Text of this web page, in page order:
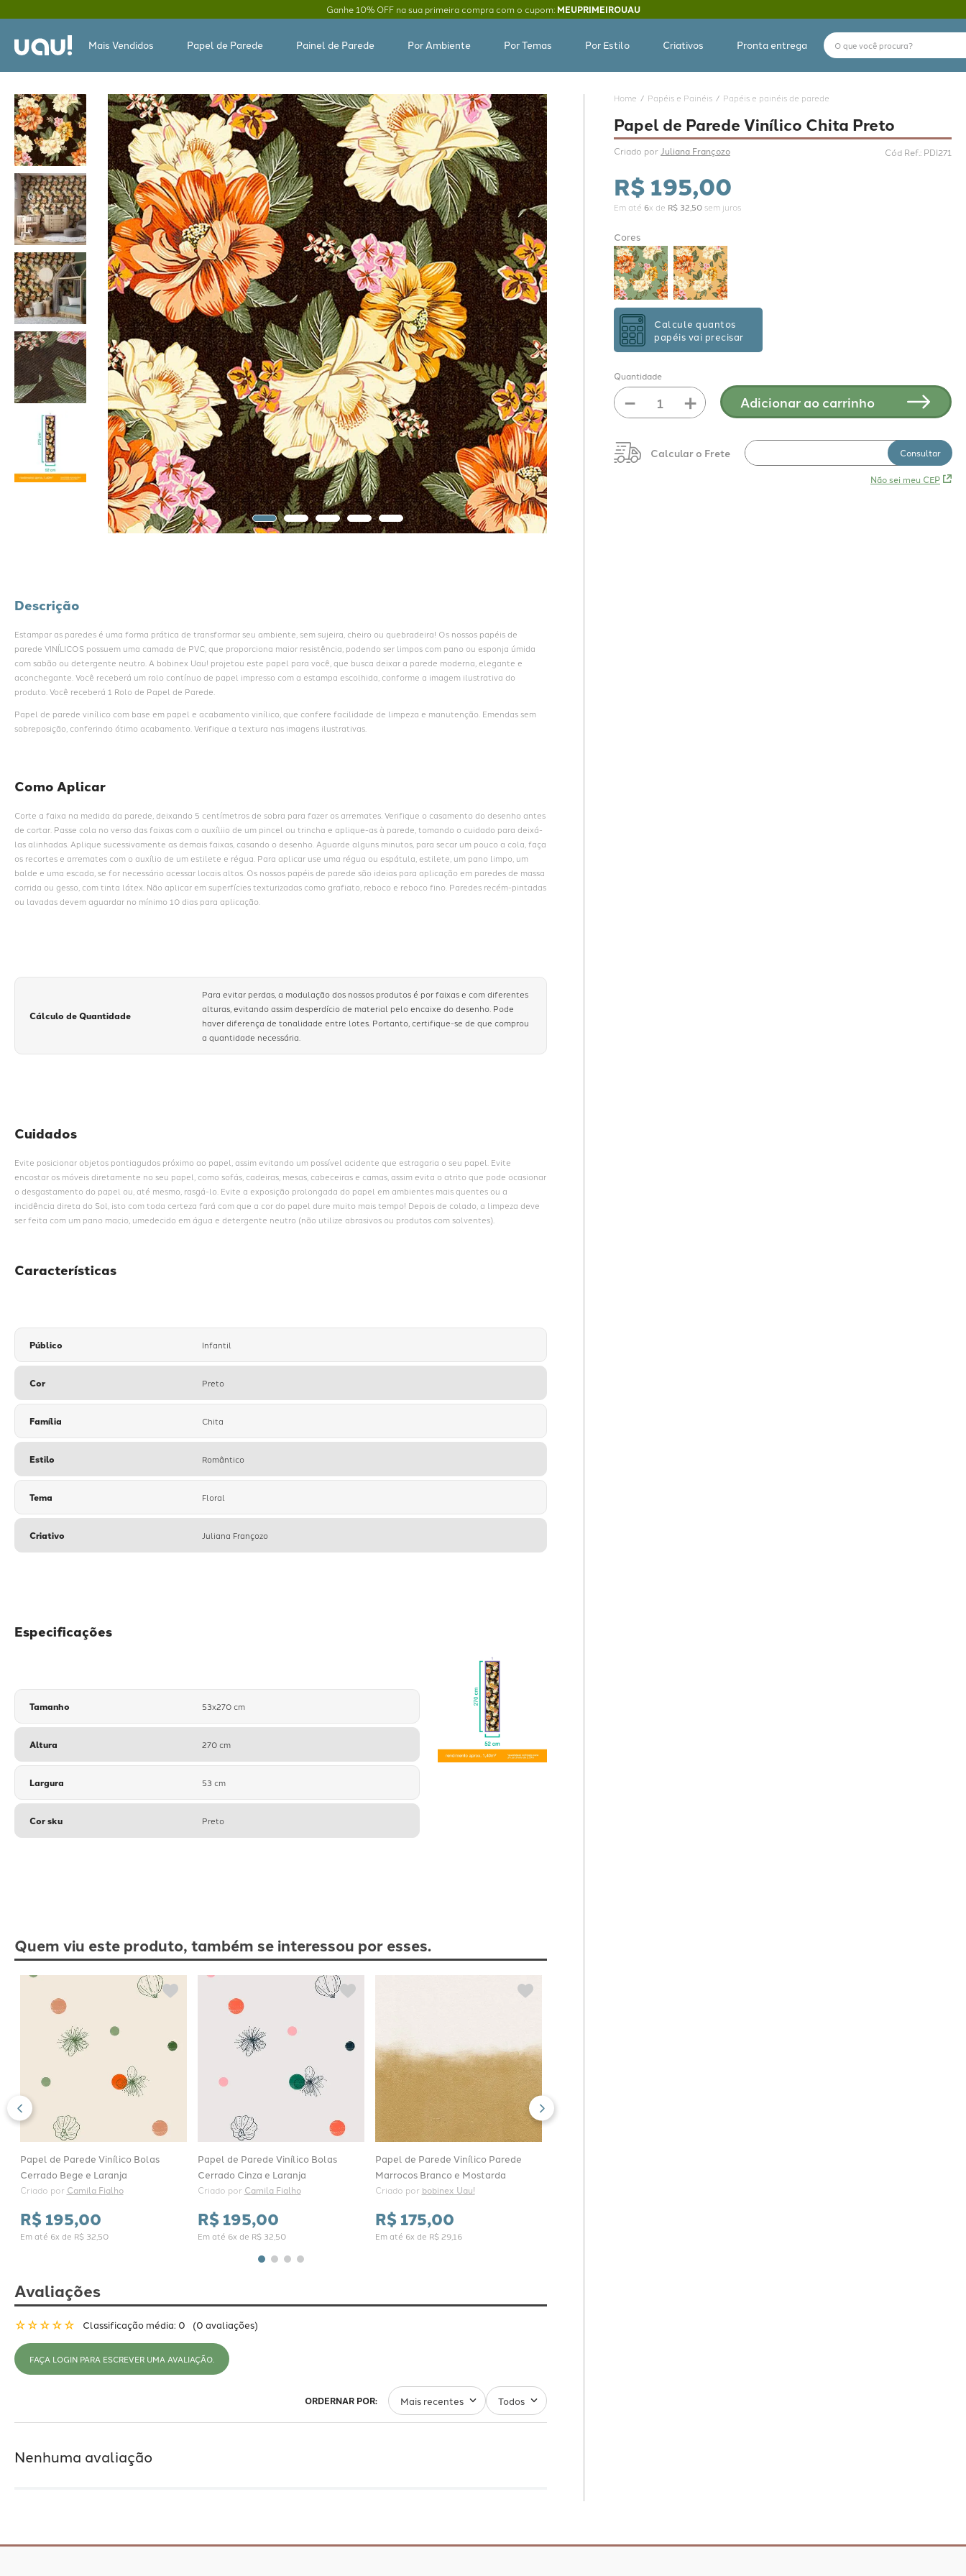
Ganhe 10% OFF na sua primeira compra com o cupom: MEUPRIMEIROUAU
Mais Vendidos Papel de Parede Painel de Parede Por Ambiente Por Temas Por Estilo Criativos Pronta entrega
O que você procura?
Descrição
Estampar as paredes é uma forma prática de transformar seu ambiente, sem sujeira, cheiro ou quebradeira! Os nossos papéis de
parede VINÍLICOS possuem uma camada de PVC, que proporciona maior resistência, podendo ser limpos com pano ou esponja úmida
com sabão ou detergente neutro. A bobinex Uau! projetou este papel para você, que busca deixar a parede moderna, elegante e
aconchegante. Você receberá um rolo contínuo de papel impresso com a estampa escolhida, conforme a imagem ilustrativa do
produto. Você receberá 1 Rolo de Papel de Parede.
Papel de parede vinílico com base em papel e acabamento vinílico, que confere facilidade de limpeza e manutenção. Emendas sem
sobreposição, conferindo ótimo acabamento. Verifique a textura nas imagens ilustrativas.
Como Aplicar
Corte a faixa na medida da parede, deixando 5 centímetros de sobra para fazer os arremates. Verifique o casamento do desenho antes
de cortar. Passe cola no verso das faixas com o auxíliio de um pincel ou trincha e aplique-as à parede, tomando o cuidado para deixá-
las alinhadas. Aplique sucessivamente as demais faixas, casando o desenho. Aguarde alguns minutos, para secar um pouco a cola, faça
os recortes e arremates com o auxílio de um estilete e régua. Para aplicar use uma régua ou espátula, estilete, um pano limpo, um
balde e uma escada, se for necessário acessar locais altos. Os nossos papéis de parede são ideias para aplicação em paredes de massa
corrida ou gesso, com tinta látex. Não aplicar em superfícies texturizadas como grafiato, reboco e reboco fino. Paredes recém-pintadas
ou lavadas devem aguardar no mínimo 10 dias para aplicação.
Cálculo de Quantidade
Para evitar perdas, a modulação dos nossos produtos é por faixas e com diferentes
alturas, evitando assim desperdício de material pelo encaixe do desenho. Pode
haver diferença de tonalidade entre lotes. Portanto, certifique-se de que comprou
a quantidade necessária.
Cuidados
Evite posicionar objetos pontiagudos próximo ao papel, assim evitando um possível acidente que estragaria o seu papel. Evite
encostar os móveis diretamente no seu papel, como sofás, cadeiras, mesas, cabeceiras e camas, assim evita o atrito que pode ocasionar
o desgastamento do papel ou, até mesmo, rasgá-lo. Evite a exposição prolongada do papel em ambientes mais quentes ou a
incidência direta do Sol, isto com toda certeza fará com que a cor do papel dure muito mais tempo! Depois de colado, a limpeza deve
ser feita com um pano macio, umedecido em água e detergente neutro (não utilize abrasivos ou produtos com solventes).
Características
Público Infantil
Cor Preto
Família Chita
Estilo Romântico
Tema Floral
Criativo Juliana Françozo
Especificações
Tamanho 53x270 cm
Altura 270 cm
Largura 53 cm
Cor sku Preto
Quem viu este produto, também se interessou por esses.
Papel de Parede Vinílico Bolas
Cerrado Bege e Laranja
Criado por Camila Fialho
R$195,00
Em até 6x de R$ 32 50
Papel de Parede Vinílico Bolas
Cerrado Cinza e Laranja
Criado por Camila Fialho
R$195,00
Em até 6x de R$ 32 50
Papel de Parede Vinílico Parede
Marrocos Branco e Mostarda
Criado por bobinex Uau!
R$175,00
Em até 6x de R$ 29,16
Avaliações
☆☆☆☆☆ Classificação média: 0 (0 avaliações)
FAÇA LOGIN PARA ESCREVER UMA AVALIAÇÃO.
Mais recentes Todos
Nenhuma avaliação
Papéis e Painéis Papéis e painéis de parede
Papel de Parede Vinílico Chita Preto
Criado por Juliana Françozo Cód Ref.: PDI271
R$195,00
Em até 6x de R$ 32 50sem juros
Cores
Calcule quantos
papéis vai precisar
Quantidade
＋
－ Adicionar ao carrinho
Não sei meu CEP